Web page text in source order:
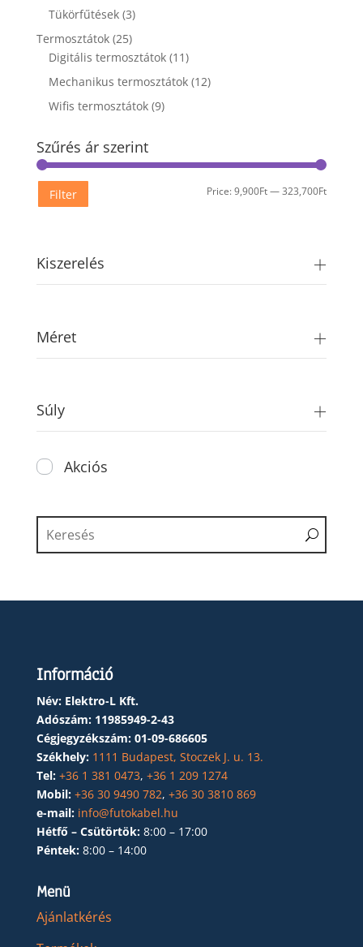
Tükörfűtések (3)
Termosztátok (25)
Digitális termosztátok (11)
Mechanikus termosztátok (12)
Wifis termosztátok (9)
Szűrés ár szerint
Min
Max
Filter Price:9,900Ft—323,700Ft
Kiszerelés
Méret
Súly
Akciós
Információ
Név: Elektro-L Kft.
Adószám: 11985949-2-43
Cégjegyzékszám: 01-09-686605
Székhely: 1111 Budapest, Stoczek J. u. 13.
Tel: +36 1 381 0473, +36 1 209 1274
Mobil: +36 30 9490 782, +36 30 3810 869
e-mail: info@futokabel.hu
Hétfő – Csütörtök: 8:00 – 17:00
Péntek: 8:00 – 14:00
Menü
Ajánlatkérés